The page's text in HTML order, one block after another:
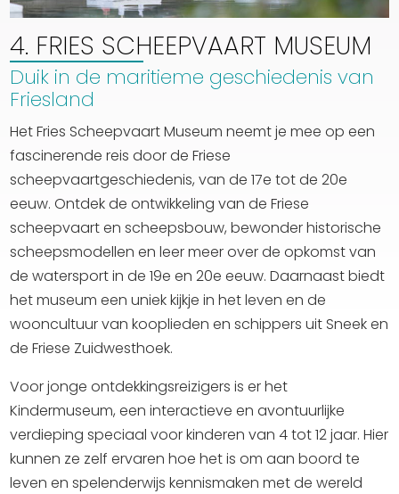
4. FRIES SCHEEPVAART MUSEUM
Duik in de maritieme geschiedenis van
Friesland
Het Fries Scheepvaart Museum neemt je mee op een
fascinerende reis door de Friese
scheepvaartgeschiedenis, van de 17e tot de 20e
eeuw. Ontdek de ontwikkeling van de Friese
scheepvaart en scheepsbouw, bewonder historische
scheepsmodellen en leer meer over de opkomst van
de watersport in de 19e en 20e eeuw. Daarnaast biedt
het museum een uniek kijkje in het leven en de
wooncultuur van kooplieden en schippers uit Sneek en
de Friese Zuidwesthoek.
Voor jonge ontdekkingsreizigers is er het
Kindermuseum, een interactieve en avontuurlijke
verdieping speciaal voor kinderen van 4 tot 12 jaar. Hier
kunnen ze zelf ervaren hoe het is om aan boord te
leven en spelenderwijs kennismaken met de wereld